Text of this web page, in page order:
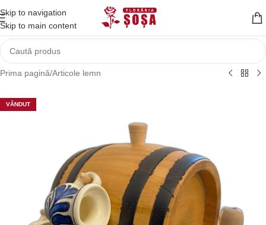
Skip to navigation
Skip to main content
Prima pagină/Articole lemn
VÂNDUT